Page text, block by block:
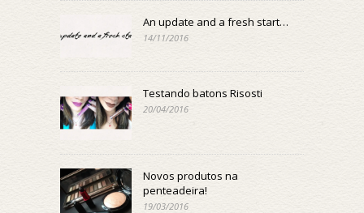
An update and a fresh start…
14/11/2016
Testando batons Risosti
20/04/2016
Novos produtos na
penteadeira!
19/03/2016